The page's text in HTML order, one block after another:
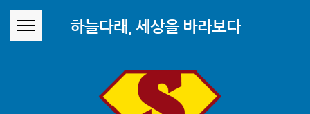
하늘다래, 세상을 바라보다